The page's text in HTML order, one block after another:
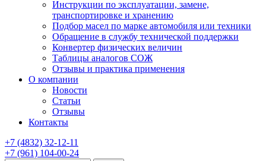
Инструкции по эксплуатации, замене,
транспортировке и хранению
Подбор масел по марке автомобиля или техники
Обращение в службу технической поддержки
Конвертер физических величин
Таблицы аналогов СОЖ
Отзывы и практика применения
О компании
Новости
Статьи
Отзывы
Контакты
+7 (4832) 32-12-11
+7 (961) 104-00-24